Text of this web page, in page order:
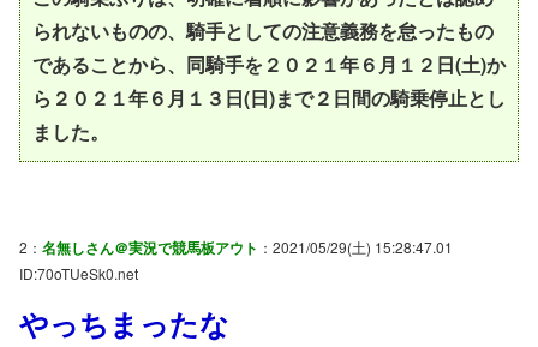
られないものの、騎手としての注意義務を怠ったもの
であることから、同騎手を２０２１年６月１２日(土)か
ら２０２１年６月１３日(日)まで２日間の騎乗停止とし
ました。
2： 名無しさん＠実況で競馬板アウト ：2021/05/29(土) 15:28:47.01
ID:70oTUeSk0.net
やっちまったな